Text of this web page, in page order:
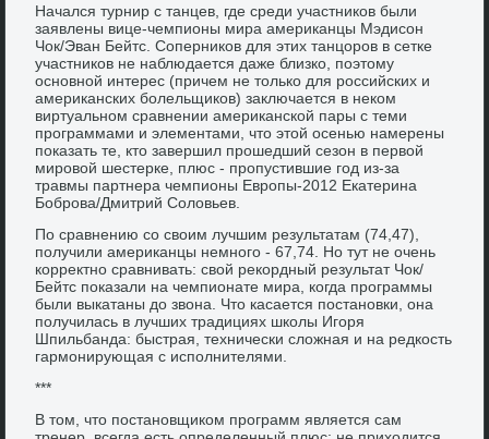
Начался турнир с танцев, где среди участников были
заявлены вице-чемпионы мира американцы Мэдисон
Чок/Эван Бейтс. Соперников для этих танцоров в сетке
участников не наблюдается даже близко, поэтому
основной интерес (причем не только для российских и
американских болельщиков) заключается в неком
виртуальном сравнении американской пары с теми
программами и элементами, что этой осенью намерены
показать те, кто завершил прошедший сезон в первой
мировой шестерке, плюс - пропустившие год из-за
травмы партнера чемпионы Европы-2012 Екатерина
Боброва/Дмитрий Соловьев.
По сравнению со своим лучшим результатам (74,47),
получили американцы немного - 67,74. Но тут не очень
корректно сравнивать: свой рекордный результат Чок/
Бейтс показали на чемпионате мира, когда программы
были выкатаны до звона. Что касается постановки, она
получилась в лучших традициях школы Игоря
Шпильбанда: быстрая, технически сложная и на редкость
гармонирующая с исполнителями.
***
В том, что постановщиком программ является сам